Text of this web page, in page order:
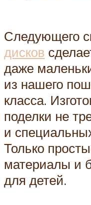
Следующего
дисков
даже
из нашего
класса.
поделки не
и
Только
материалы и
для детей.